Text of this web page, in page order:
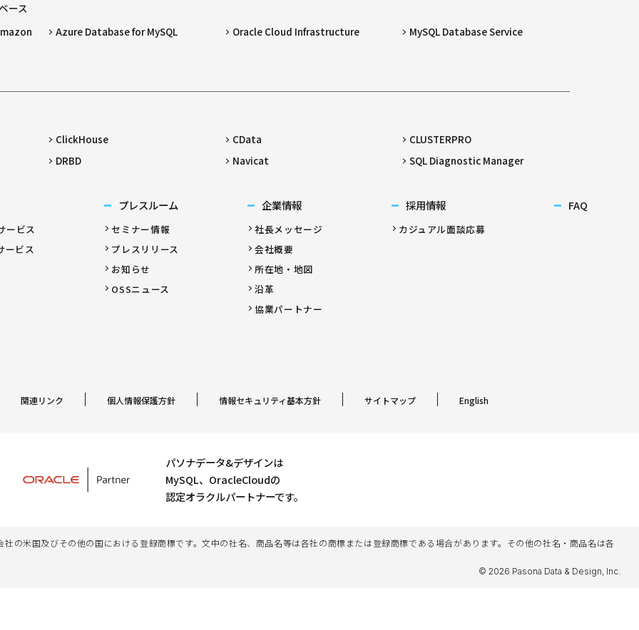
ース
Azure Database for MySQL Oracle Cloud Infrastructure MySQL Database Service
ClickHouse CData
CLUSTERPRO
DRBD
Navicat SQL Diagnostic Manager
ービス
ービス
プレスルーム
セミナー情報
プレスリリース
お知らせ
OSSニュース
企業情報
社長メッセージ
会社概要
所在地・地図
沿革
協業パートナー
採用情報
カジュアル面談応募
FAQ
関連リンク 個人情報保護方針 情報セキュリティ基本方針 サイトマップ English
パソナデータ&デザインは
MySQL、OracleCloudの
認定オラクルパートナーです。
米国及びその他の国における登録商標です。文中の社名、商品名等は各社の商標または登録商標である場合があります。その他の社名・商品名は各
© 2026 Pasona Data & Design, Inc.